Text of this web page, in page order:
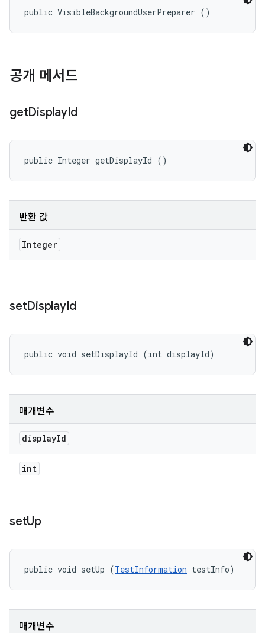
public VisibleBackgroundUserPreparer ()
공개 메서드
getDisplayId
public Integer getDisplayId ()
반환 값
Integer
setDisplayId
public void setDisplayId (int displayId)
매개변수
displayId
int
setUp
public void setUp (TestInformation testInfo)
매개변수